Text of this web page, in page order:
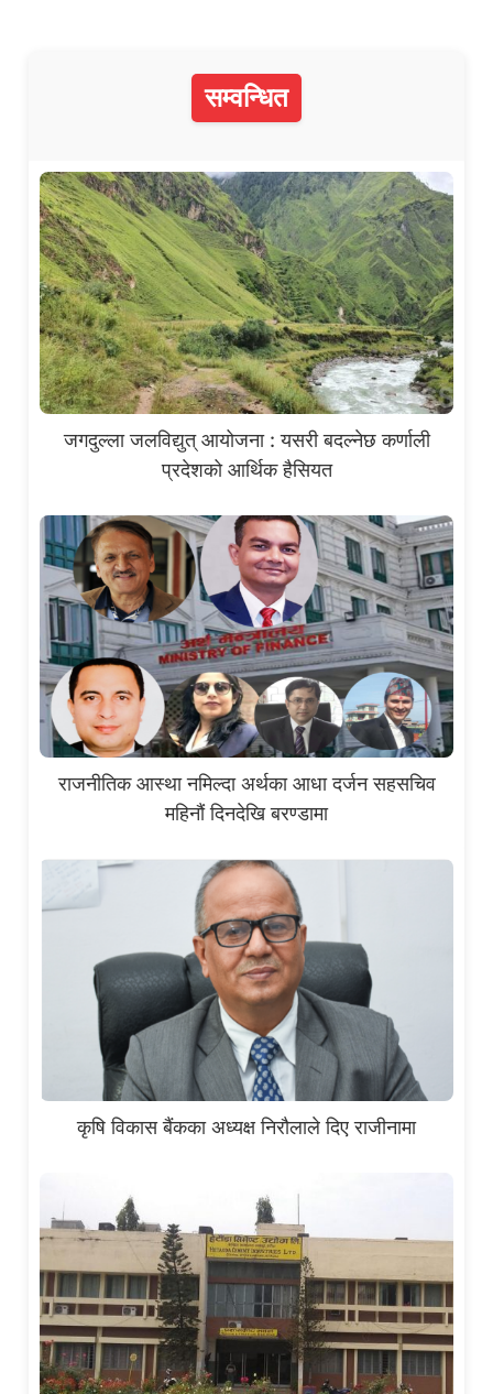
सम्वन्धित
जगदुल्ला जलविद्युत् आयोजना : यसरी बदल्नेछ कर्णाली
प्रदेशको आर्थिक हैसियत
राजनीतिक आस्था नमिल्दा अर्थका आधा दर्जन सहसचिव
महिनौं दिनदेखि बरण्डामा
कृषि विकास बैंकका अध्यक्ष निरौलाले दिए राजीनामा